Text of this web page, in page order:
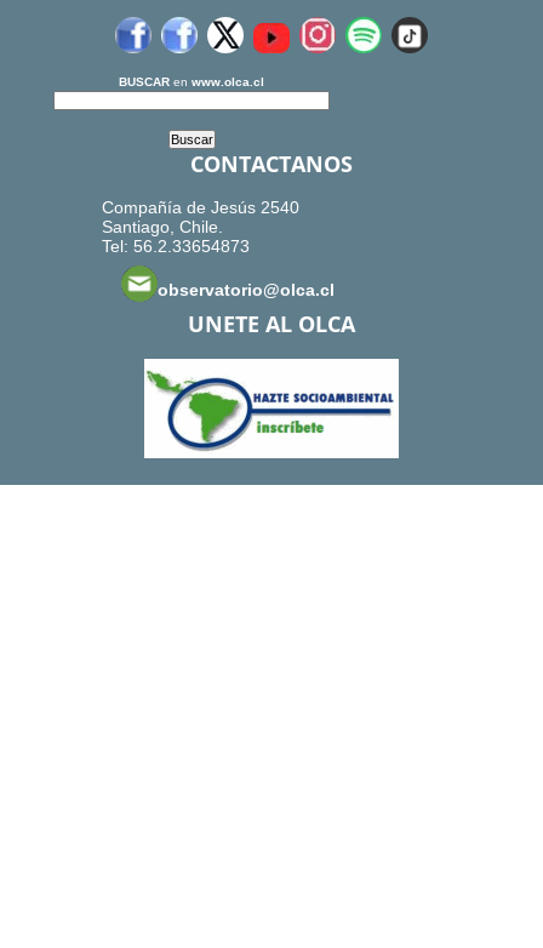
BUSCAR en www.olca.cl
CONTACTANOS
Compañía de Jesús 2540
Santiago, Chile.
Tel: 56.2.33654873
observatorio@olca.cl
UNETE AL OLCA